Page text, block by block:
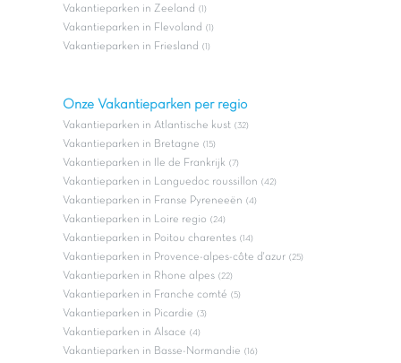
Vakantieparken in Zeeland (1)
Vakantieparken in Flevoland (1)
Vakantieparken in Friesland (1)
Onze Vakantieparken per regio
Vakantieparken in Atlantische kust (32)
Vakantieparken in Bretagne (15)
Vakantieparken in Ile de Frankrijk (7)
Vakantieparken in Languedoc roussillon (42)
Vakantieparken in Franse Pyreneeën (4)
Vakantieparken in Loire regio (24)
Vakantieparken in Poitou charentes (14)
Vakantieparken in Provence-alpes-côte d'azur (25)
Vakantieparken in Rhone alpes (22)
Vakantieparken in Franche comté (5)
Vakantieparken in Picardie (3)
Vakantieparken in Alsace (4)
Vakantieparken in Basse-Normandie (16)